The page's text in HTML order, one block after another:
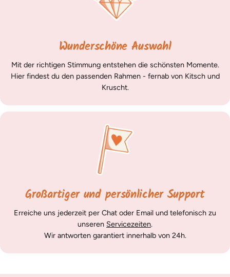
Wunderschöne Auswahl
Mit der richtigen Stimmung entstehen die schönsten Momente.
Hier findest du den passenden Rahmen - fernab von Kitsch und
Kruscht.
Großartiger und persönlicher Support
Erreiche uns jederzeit per Chat oder Email und telefonisch zu
unseren Servicezeiten.
Wir antworten garantiert innerhalb von 24h.